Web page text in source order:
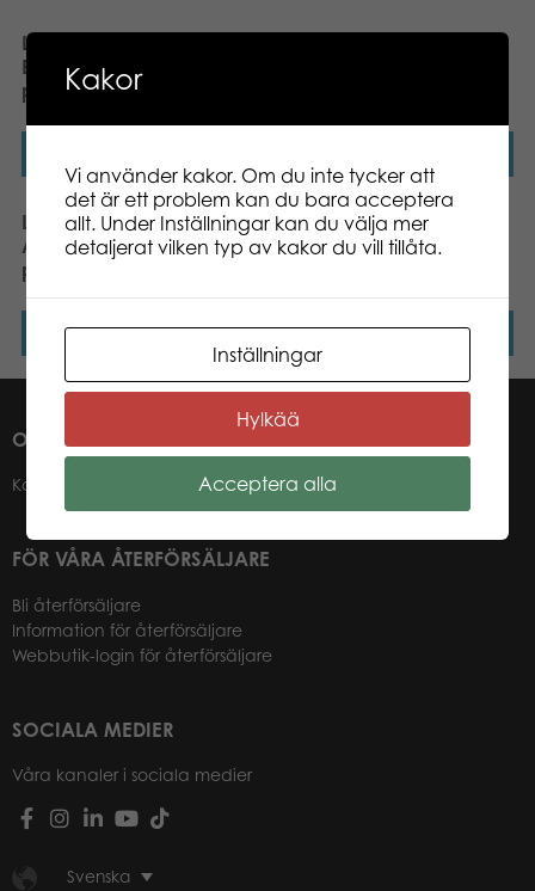
Larsen Maxi
Bondgårdsdjur 23 pcs
pussel
Larsen Maxi South
American Rainforest 70
pcs pussel
Läs mer
Tactic Mexican Train
board game
Läs mer
OM OSS
Kontakter
FÖR VÅRA ÅTERFÖRSÄLJARE
Bli återförsäljare
Information för återförsäljare
Webbutik-login för återförsäljare
SOCIALA MEDIER
Våra kanaler i sociala medier
Svenska
Kakor
Vi använder kakor. Om du inte tycker att
det är ett problem kan du bara acceptera
allt. Under Inställningar kan du välja mer
detaljerat vilken typ av kakor du vill tillåta.
Inställningar
Hylkää
Acceptera alla